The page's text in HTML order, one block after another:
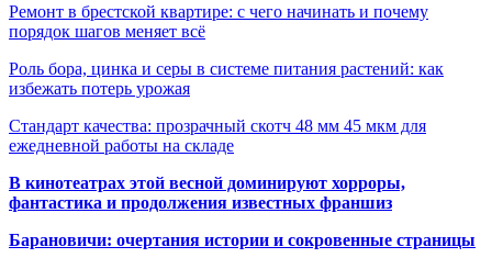
Ремонт в брестской квартире: с чего начинать и почему
порядок шагов меняет всё
Роль бора, цинка и серы в системе питания растений: как
избежать потерь урожая
Стандарт качества: прозрачный скотч 48 мм 45 мкм для
ежедневной работы на складе
В кинотеатрах этой весной доминируют хорроры,
фантастика и продолжения известных франшиз
Барановичи: очертания истории и сокровенные страницы